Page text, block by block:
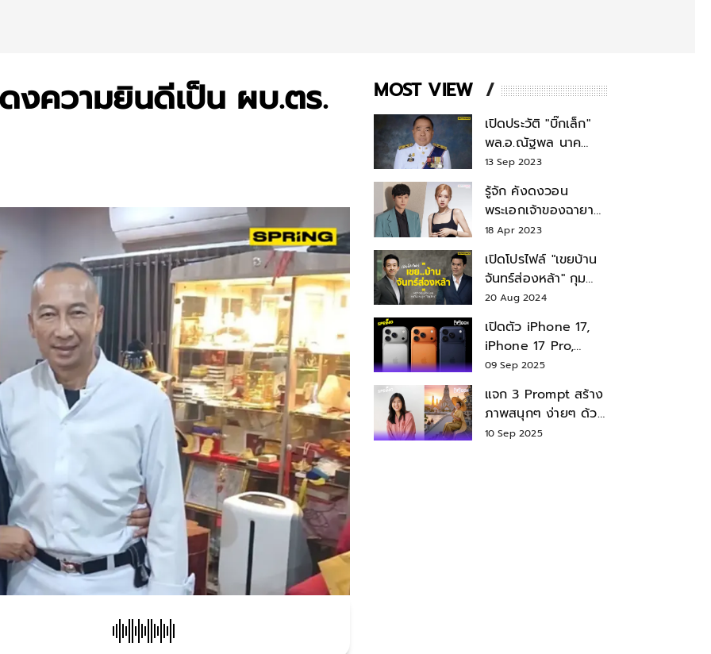
ความยินดีเป็น ผบ.ตร. MOST VIEW
เปิดประวัติ "บิ๊กเล็ก"
พล.อ.ณัฐพล นาค
พาณิชย์ จากเลขาฯ
สมช.-เลขาฯ
รมว.กลาโหม
13 Sep 2023
รู้จัก คังดงวอน
พระเอกเจ้าของฉายา
สมบัติแห่งชาติ หลังมี
18 Apr 2023
เปิดโปรไฟล์ "เขยบ้าน
จันทร์ส่องหล้า" กุม
บังเหียนธุรกิจตระกูล
"ชินวัตร"
20 Aug 2024
เปิดตัว iPhone 17,
iPhone 17 Pro,
iPhone 17 Air สเปค
09 Sep 2025
แจก 3 Prompt สร้าง
ภาพสนุกๆ ง่ายๆ ด้วย
Nano Banana ใน
10 Sep 2025